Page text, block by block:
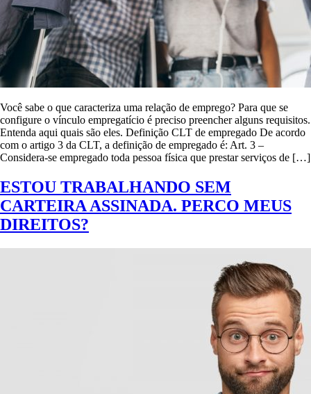
Você sabe o que caracteriza uma relação de emprego? Para que se
configure o vínculo empregatício é preciso preencher alguns requisitos.
Entenda aqui quais são eles. Definição CLT de empregado De acordo
com o artigo 3 da CLT, a definição de empregado é: Art. 3 –
Considera-se empregado toda pessoa física que prestar serviços de […]
ESTOU TRABALHANDO SEM
CARTEIRA ASSINADA. PERCO MEUS
DIREITOS?